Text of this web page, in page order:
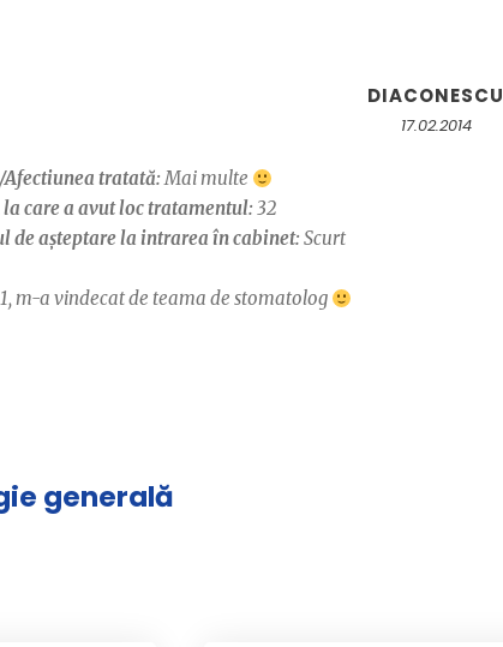
DIACONESCU
17.02.2014
tratată:Mai multe
la care a avut loc tratamentul: 32
de așteptare la intrarea în cabinet: Scurt
m-a vindecat de teama de stomatolog
generală